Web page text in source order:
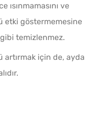
ısınmamasını ve
etki göstermemesine
temizlenmez.
artırmak için de, ayda